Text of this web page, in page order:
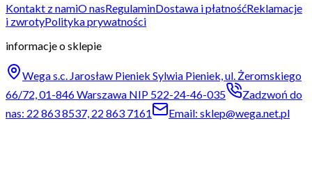
Kontakt z namiO nasRegulaminDostawa i płatnośćReklamacje
i zwrotyPolityka prywatności
informacje o sklepie
Wega s.c. Jarosław Pieniek Sylwia Pieniek, ul. Żeromskiego
66/72, 01-846 Warszawa NIP 522-24-46-035
Zadzwoń do
nas: 22 863 8537, 22 863 7161
Email: sklep@wega.net.pl